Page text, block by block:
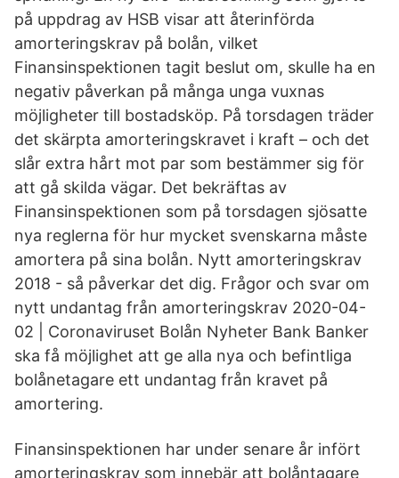
på uppdrag av HSB visar att återinförda
amorteringskrav på bolån, vilket
Finansinspektionen tagit beslut om, skulle ha en
negativ påverkan på många unga vuxnas
möjligheter till bostadsköp. På torsdagen träder
det skärpta amorteringskravet i kraft – och det
slår extra hårt mot par som bestämmer sig för
att gå skilda vägar. Det bekräftas av
Finansinspektionen som på torsdagen sjösatte
nya reglerna för hur mycket svenskarna måste
amortera på sina bolån. Nytt amorteringskrav
2018 - så påverkar det dig. Frågor och svar om
nytt undantag från amorteringskrav 2020-04-
02 | Coronaviruset Bolån Nyheter Bank Banker
ska få möjlighet att ge alla nya och befintliga
bolånetagare ett undantag från kravet på
amortering.
Finansinspektionen har under senare år infört
amorteringskrav som innebär att bolåntagare